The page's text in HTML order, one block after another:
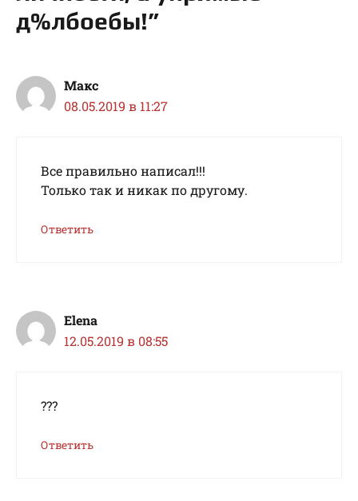
д%лбоебы!”
Макс
08.05.2019 в 11:27
Все правильно написал!!!
Только так и никак по другому.
Ответить
Elena
12.05.2019 в 08:55
???
Ответить